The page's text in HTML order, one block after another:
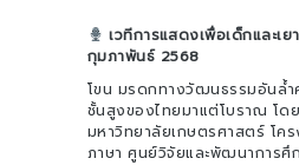
เวทีการแสดงเพื่อเด็กและเ
กุมภาพันธ์ 2568
โขน มรดกทางวัฒนธรรมอันล้
ชั้นสูงของไทยมาแต่โบราณ โด
มหาวิทยาลัยเกษตรศาสตร์ โค
ภาษา ศูนย์วิจัยและพัฒนาการศึ